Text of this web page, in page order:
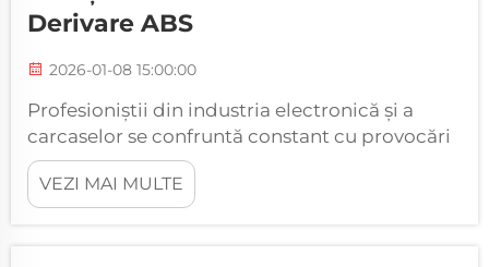
Derivare ABS
2026-01-08 15:00:00
Profesioniștii din industria electronică și a
carcaselor se confruntă constant cu provocări
în obținerea unor soluții fiabile de etanșare
pentru cutiile de derivare ABS. Cererea pentru
garnituri consistente și de înaltă calitate a
VEZI MAI MULTE